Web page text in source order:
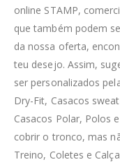
online STAMP,
que também podem
da nossa oferta,
teu desejo. Assim,
ser personalizados
Dry-Fit, Casacos
Casacos Polar, Polos
cobrir o tronco, mas
Treino, Coletes e